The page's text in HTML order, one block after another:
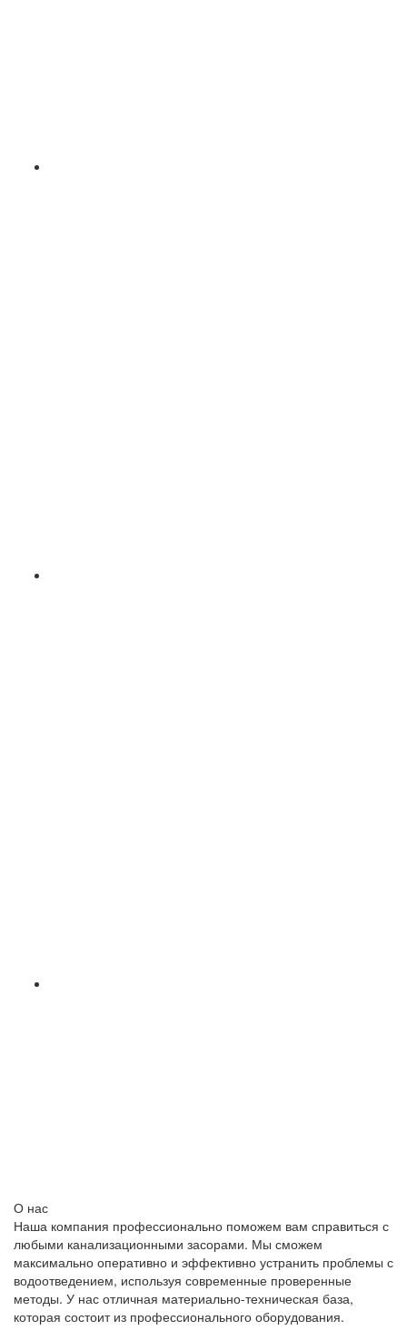
О нас
Наша компания профессионально поможем вам справиться с
любыми канализационными засорами. Мы сможем
максимально оперативно и эффективно устранить проблемы с
водоотведением, используя современные проверенные
методы. У нас отличная материально-техническая база,
которая состоит из профессионального оборудования.